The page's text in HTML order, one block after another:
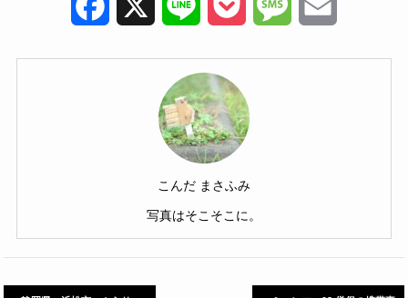
Facebook Line Pocket Message
こんだ まさふみ
写真はそこそこに。